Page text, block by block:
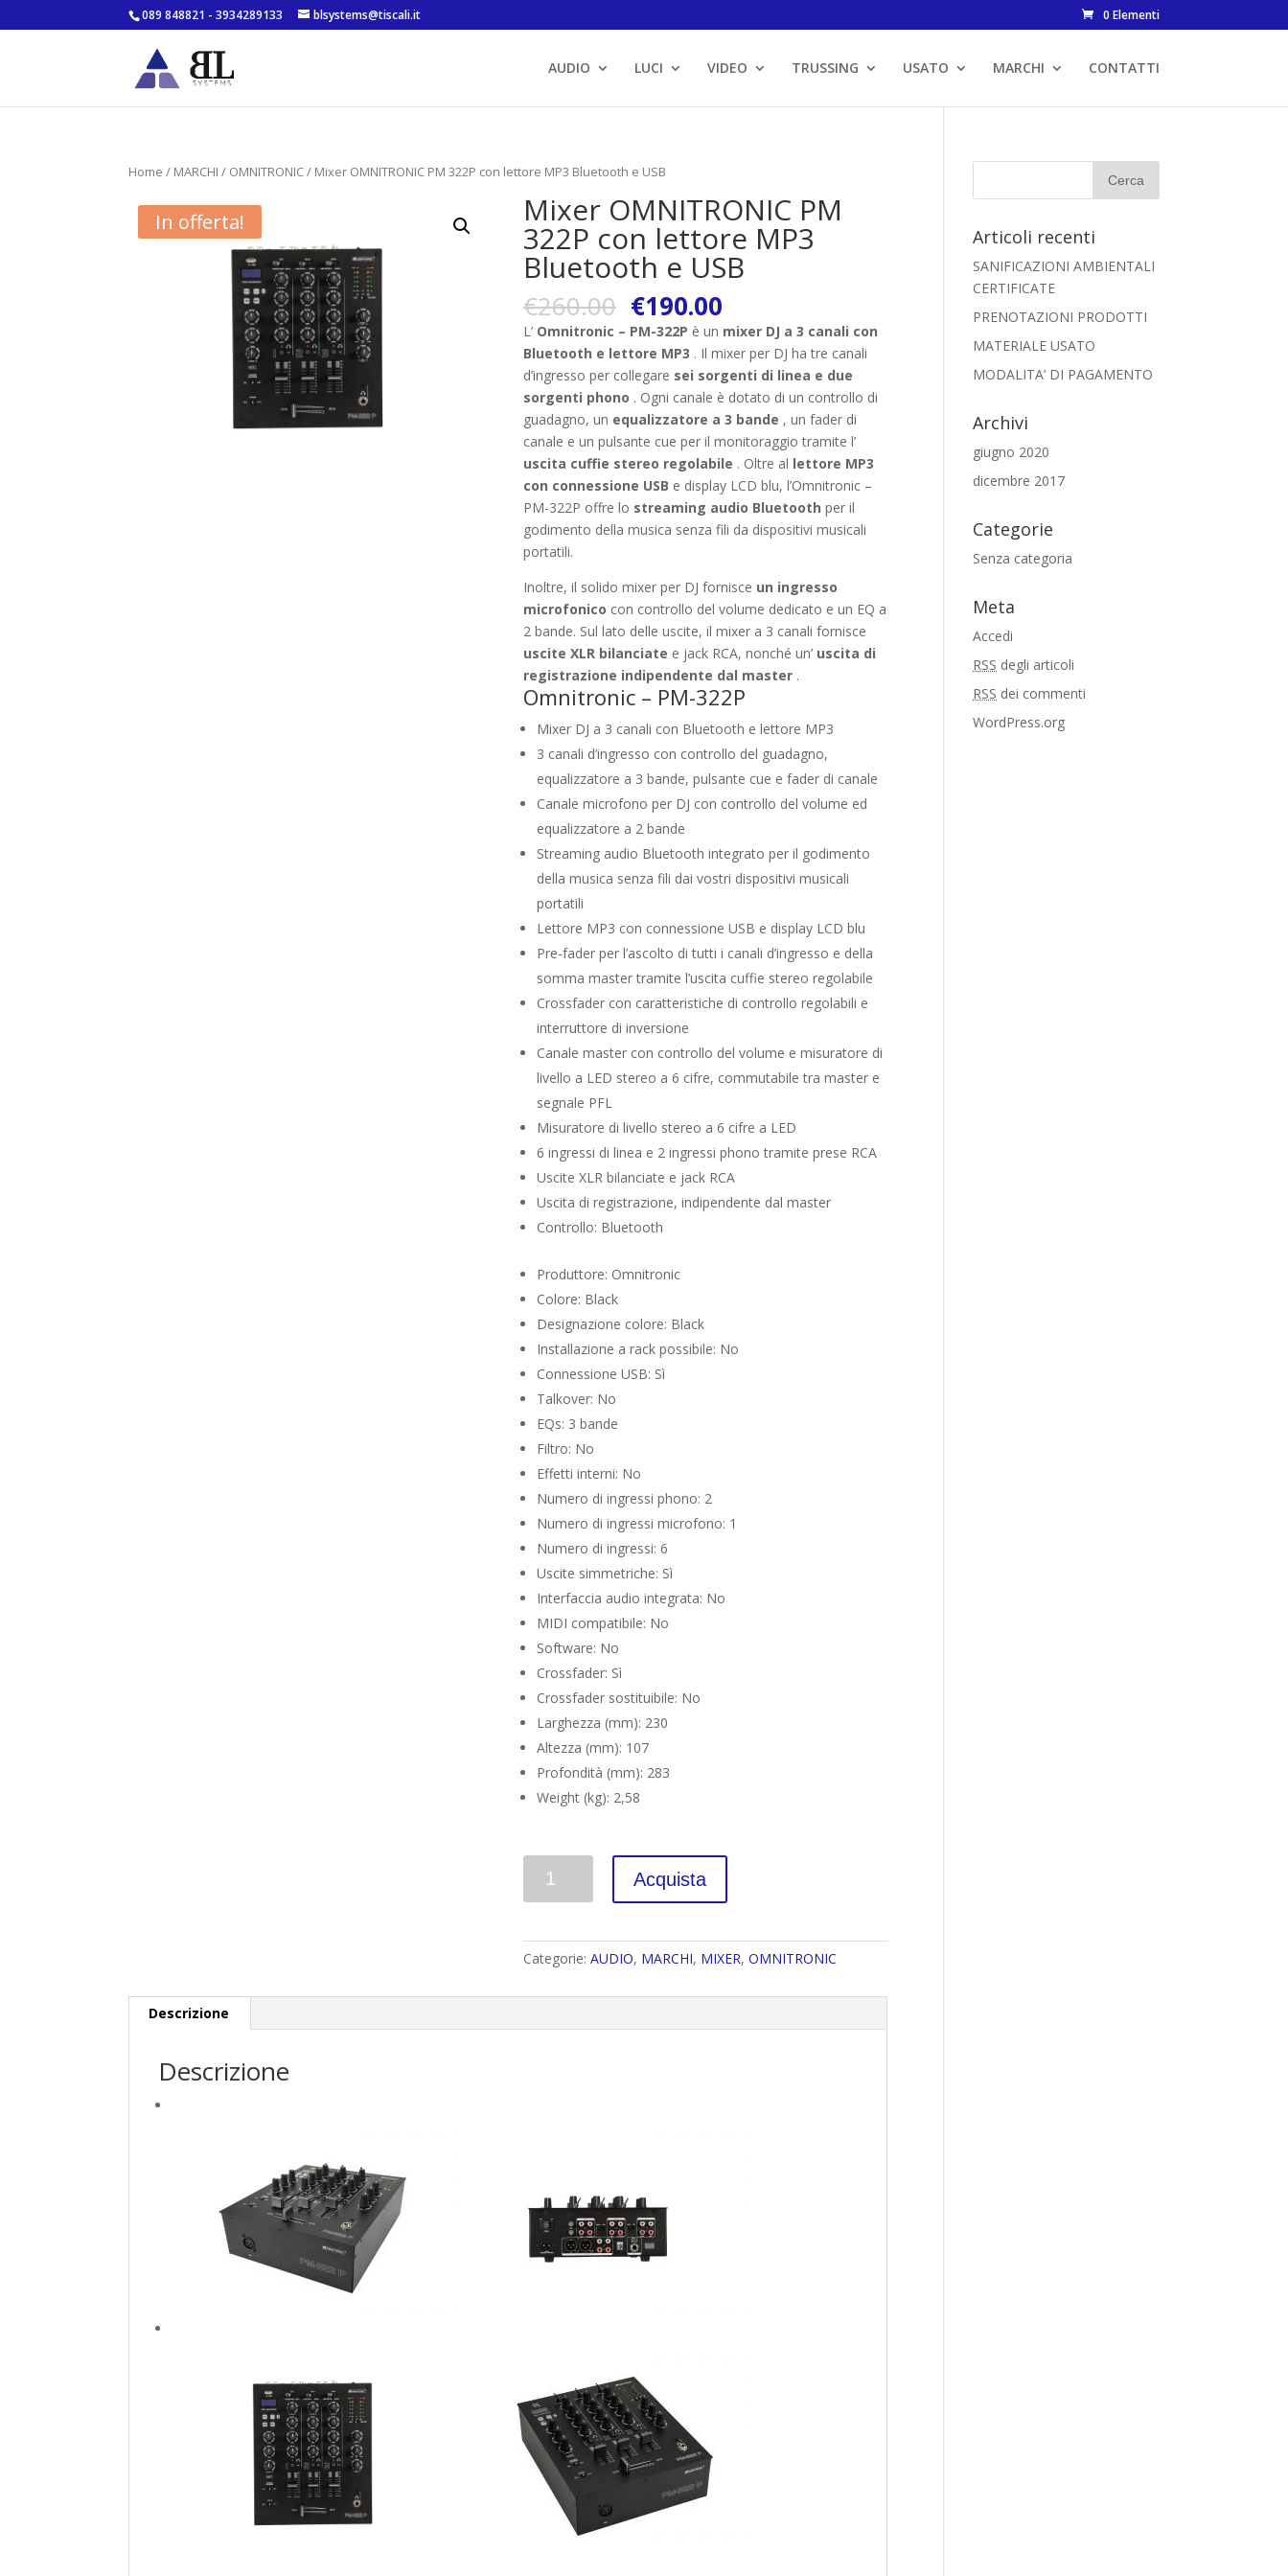
089 848821 - 3934289133 blsystems@tiscali.it 0 Elementi
AUDIO LUCI VIDEO TRUSSING USATO MARCHI CONTATTI
Home / MARCHI / OMNITRONIC/ Mixer OMNITRONIC PM 322P con lettore MP3 Bluetooth e USB
In offerta! Mixer OMNITRONIC PM
322P con lettore MP3
Bluetooth e USB
€260.00 €190.00
L’ Omnitronic – PM-322P è un mixer DJ a 3 canali con
Bluetooth e lettore MP3 . Il mixer per DJ ha tre canali
d’ingresso per collegare sei sorgenti di linea e due
sorgenti phono . Ogni canale è dotato di un controllo di
guadagno, un equalizzatore a 3 bande , un fader di
canale e un pulsante cue per il monitoraggio tramite l’
uscita cuffie stereo regolabile . Oltre al lettore MP3
con connessione USB e display LCD blu, l’Omnitronic –
PM-322P offre lo streaming audio Bluetooth per il
godimento della musica senza fili da dispositivi musicali
portatili.
Inoltre, il solido mixer per DJ fornisce un ingresso
microfonico con controllo del volume dedicato e un EQ a
2 bande. Sul lato delle uscite, il mixer a 3 canali fornisce
uscite XLR bilanciate e jack RCA, nonché un’ uscita di
registrazione indipendente dal master .
Omnitronic – PM-322P
Mixer DJ a 3 canali con Bluetooth e lettore MP3
3 canali d’ingresso con controllo del guadagno,
equalizzatore a 3 bande, pulsante cue e fader di canale
Canale microfono per DJ con controllo del volume ed
equalizzatore a 2 bande
Streaming audio Bluetooth integrato per il godimento
della musica senza fili dai vostri dispositivi musicali
portatili
Lettore MP3 con connessione USB e display LCD blu
Pre-fader per l’ascolto di tutti i canali d’ingresso e della
somma master tramite l’uscita cuffie stereo regolabile
Crossfader con caratteristiche di controllo regolabili e
interruttore di inversione
Canale master con controllo del volume e misuratore di
livello a LED stereo a 6 cifre, commutabile tra master e
segnale PFL
Misuratore di livello stereo a 6 cifre a LED
6 ingressi di linea e 2 ingressi phono tramite prese RCA
Uscite XLR bilanciate e jack RCA
Uscita di registrazione, indipendente dal master
Controllo: Bluetooth
Produttore: Omnitronic
Colore: Black
Designazione colore: Black
Installazione a rack possibile: No
Connessione USB: Sì
Talkover: No
EQs: 3 bande
Filtro: No
Effetti interni: No
Numero di ingressi phono: 2
Numero di ingressi microfono: 1
Numero di ingressi: 6
Uscite simmetriche: Sì
Interfaccia audio integrata: No
MIDI compatibile: No
Software: No
Crossfader: Sì
Crossfader sostituibile: No
Larghezza (mm): 230
Altezza (mm): 107
Profondità (mm): 283
Weight (kg): 2,58
Acquista
Categorie:AUDIO, MARCHI, MIXER,OMNITRONIC
Descrizione
Descrizione
Articoli recenti
SANIFICAZIONI AMBIENTALI
CERTIFICATE
PRENOTAZIONI PRODOTTI
MATERIALE USATO
MODALITA’ DI PAGAMENTO
Archivi
giugno 2020
dicembre 2017
Categorie
Senza categoria
Meta
Accedi
RSS degli articoli
RSS dei commenti
WordPress.org